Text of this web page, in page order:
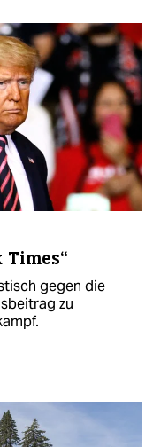
gegen die
zu